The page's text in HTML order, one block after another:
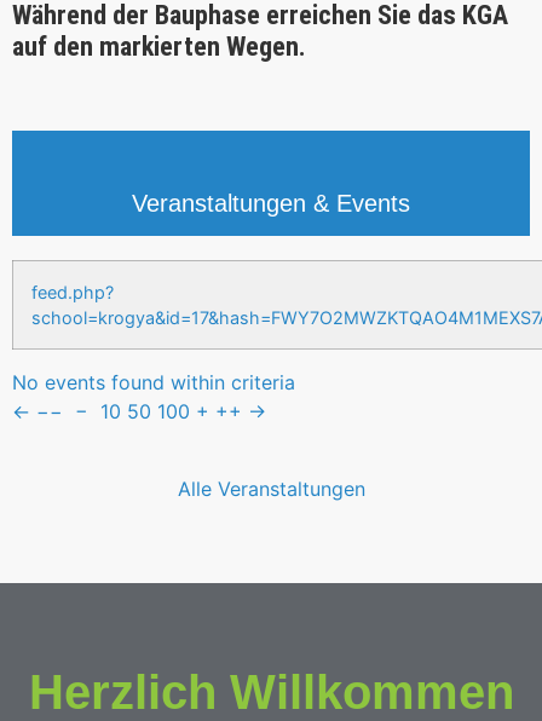
Während der Bauphase erreichen Sie das KGA
auf den markierten Wegen.
Veranstaltungen & Events
feed.php?
No events found within criteria
← −− − 10 50 100 + ++ →
Alle Veranstaltungen
Herzlich Willkommen